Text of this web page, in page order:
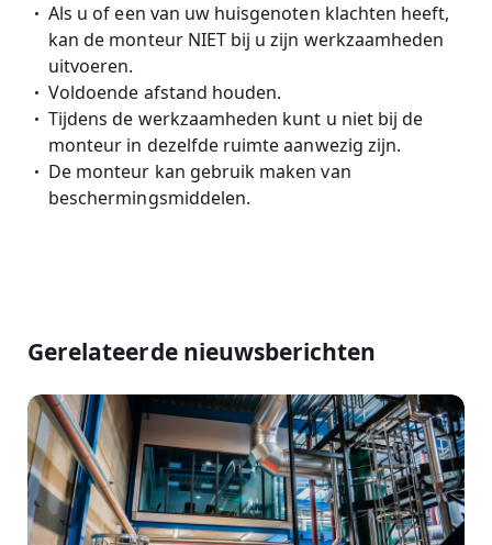
Als u of een van uw huisgenoten klachten heeft,
kan de monteur NIET bij u zijn werkzaamheden
uitvoeren.
Voldoende afstand houden.
Tijdens de werkzaamheden kunt u niet bij de
monteur in dezelfde ruimte aanwezig zijn.
De monteur kan gebruik maken van
beschermingsmiddelen.
Gerelateerde nieuwsberichten